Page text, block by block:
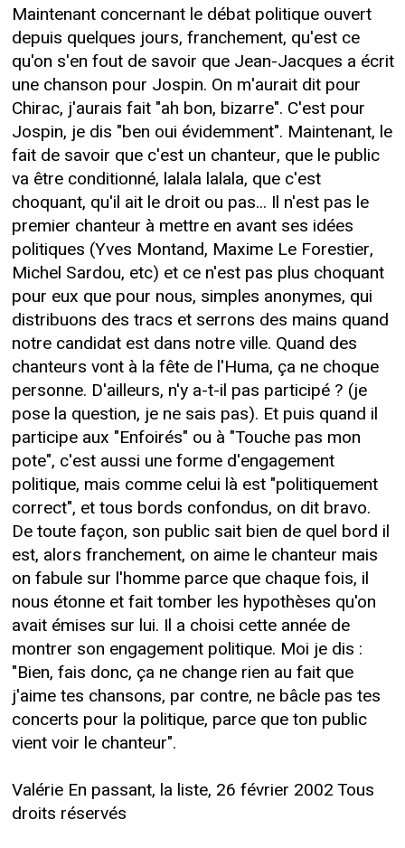
Maintenant concernant le débat politique ouvert
depuis quelques jours, franchement, qu'est ce
qu'on s'en fout de savoir que Jean-Jacques a écrit
une chanson pour Jospin. On m'aurait dit pour
Chirac, j'aurais fait "ah bon, bizarre". C'est pour
Jospin, je dis "ben oui évidemment". Maintenant, le
fait de savoir que c'est un chanteur, que le public
va être conditionné, lalala lalala, que c'est
choquant, qu'il ait le droit ou pas... Il n'est pas le
premier chanteur à mettre en avant ses idées
politiques (Yves Montand, Maxime Le Forestier,
Michel Sardou, etc) et ce n'est pas plus choquant
pour eux que pour nous, simples anonymes, qui
distribuons des tracs et serrons des mains quand
notre candidat est dans notre ville. Quand des
chanteurs vont à la fête de l'Huma, ça ne choque
personne. D'ailleurs, n'y a-t-il pas participé ? (je
pose la question, je ne sais pas). Et puis quand il
participe aux "Enfoirés" ou à "Touche pas mon
pote", c'est aussi une forme d'engagement
politique, mais comme celui là est "politiquement
correct", et tous bords confondus, on dit bravo.
De toute façon, son public sait bien de quel bord il
est, alors franchement, on aime le chanteur mais
on fabule sur l'homme parce que chaque fois, il
nous étonne et fait tomber les hypothèses qu'on
avait émises sur lui. Il a choisi cette année de
montrer son engagement politique. Moi je dis :
"Bien, fais donc, ça ne change rien au fait que
j'aime tes chansons, par contre, ne bâcle pas tes
concerts pour la politique, parce que ton public
vient voir le chanteur".
Valérie En passant, la liste, 26 février 2002 Tous
droits réservés